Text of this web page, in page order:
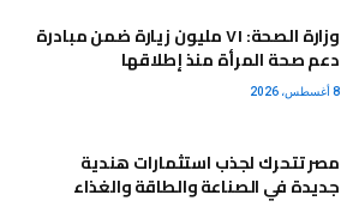
وزارة الصحة: ٧١ مليون زيارة ضمن مبادرة
دعم صحة المرأة منذ إطلاقها
8 أغسطس، 2026
مصر تتحرك لجذب استثمارات هندية
جديدة في الصناعة والطاقة والغذاء